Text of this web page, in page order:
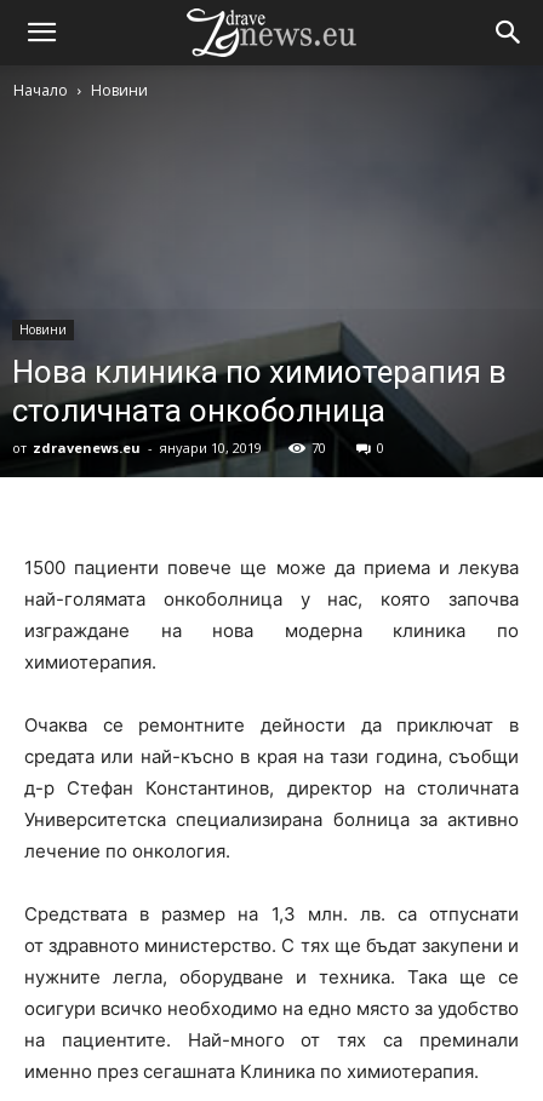
Начало Новини
Новини
Нова клиника по химиотерапия в
столичната онкоболница
от zdravenews.eu - януари 10, 2019 70 0
1500 пациенти повече ще може да приема и лекува
най-голямата онкоболница у нас, която започва
изграждане на нова модерна клиника по
химиотерапия.
Очаква се ремонтните дейности да приключат в
средата или най-късно в края на тази година, съобщи
д-р Стефан Константинов, директор на столичната
Университетска специализирана болница за активно
лечение по онкология.
Средствата в размер на 1,3 млн. лв. са отпуснати
от здравното министерство. С тях ще бъдат закупени и
нужните легла, оборудване и техника. Така ще се
осигури всичко необходимо на едно място за удобство
на пациентите. Най-много от тях са преминали
именно през сегашната Клиника по химиотерапия.